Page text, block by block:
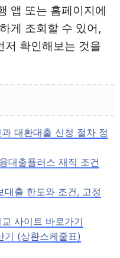
앱 또는 홈페이지에
게 조회할 수 있어,
저 확인해보는 것을
대환대출 신청 절차 정
대출플러스 재직 조건
대출 한도와 조건, 고정
사이트 바로가기
기 (상환스케줄표)